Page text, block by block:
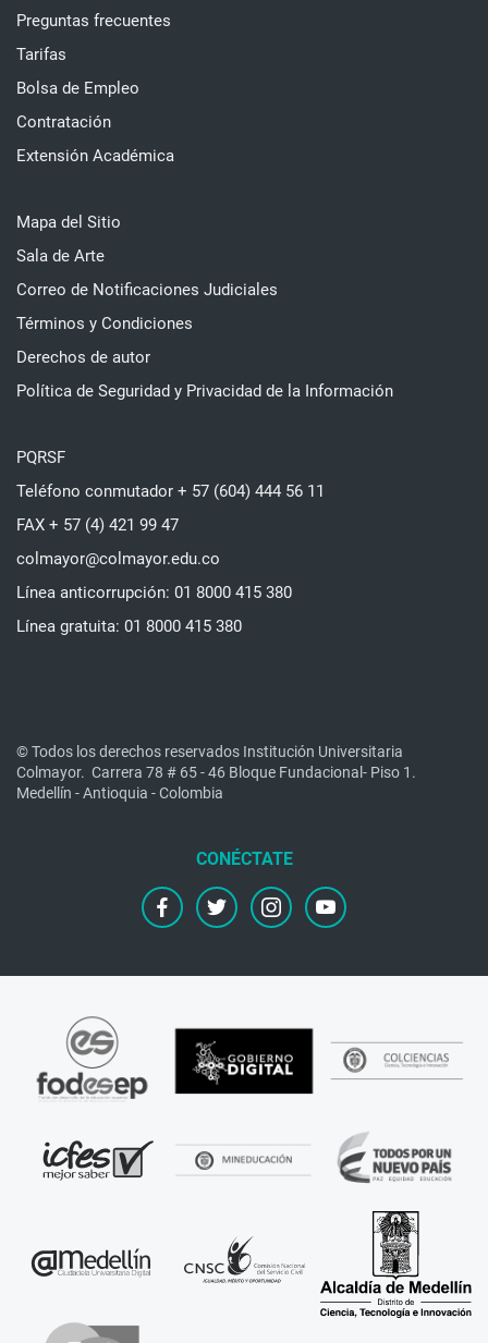
Preguntas frecuentes
Tarifas
Bolsa de Empleo
Contratación
Extensión Académica
Mapa del Sitio
Sala de Arte
Correo de Notificaciones Judiciales
Términos y Condiciones
Derechos de autor
Política de Seguridad y Privacidad de la Información
PQRSF
Teléfono conmutador + 57 (604) 444 56 11
FAX + 57 (4) 421 99 47
colmayor@colmayor.edu.co
Línea anticorrupción: 01 8000 415 380
Línea gratuita: 01 8000 415 380
© Todos los derechos reservados Institución Universitaria
Colmayor. Carrera 78 # 65 - 46 Bloque Fundacional- Piso 1.
Medellín - Antioquia - Colombia
facebooktwitter instagramyoutube